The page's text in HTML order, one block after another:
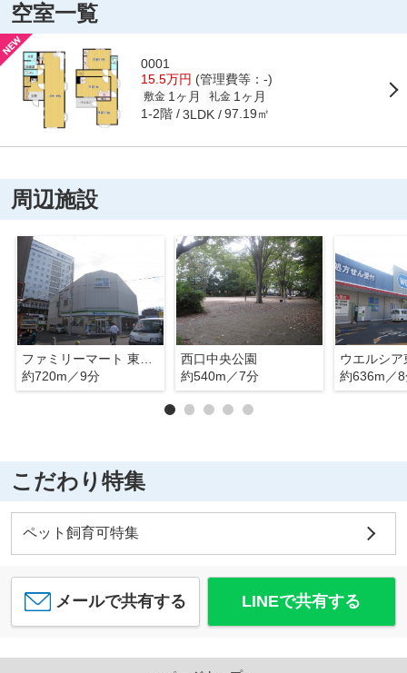
空室一覧
0001
15.5万円 (管理費等：-)
敷金 1ヶ月 礼金 1ヶ月
1-2階 3LDK 97.19㎡
周辺施設
約720m／9分
西口中央公園
約540m／7分
約636m／
こだわり特集
ペット飼育可特集
メールで共有する LINEで共有する